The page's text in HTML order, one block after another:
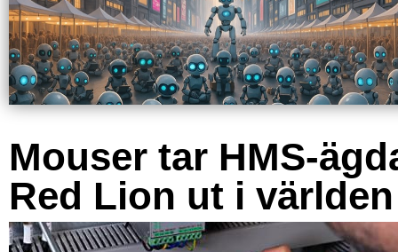
Mouser tar HMS-
Red Lion ut i världen